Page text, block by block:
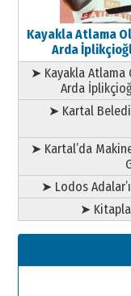
Kayakla Atlama
Arda
➤ Kayakla Atlama
Arda
➤ Kartal
➤ Kartal’da
➤ Lodos
➤